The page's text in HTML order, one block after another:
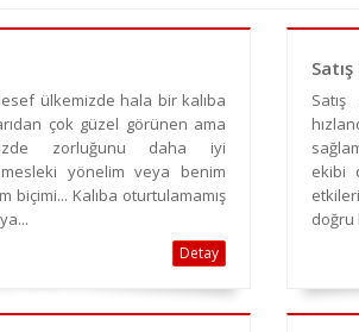
ülkemizde hala bir kalıba
çok güzel görünen ama
zorluğunu daha iyi
mesleki yönelim veya benim
biçimi... Kalıba oturtulamamış
Detay
ekibi
doğru